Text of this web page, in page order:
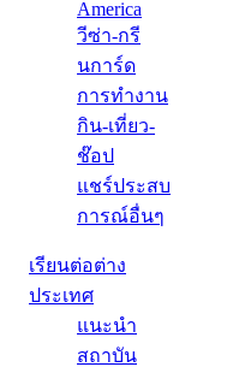
America
วีซ่า-กรี
นการ์ด
การทำงาน
กิน-เที่ยว-
ช๊อป
แชร์ประสบ
การณ์อื่นๆ
เรียนต่อต่าง
ประเทศ
แนะนำ
สถาบัน